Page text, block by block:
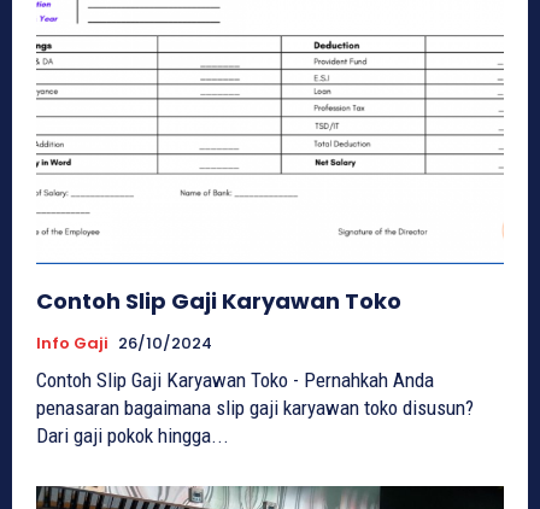
Contoh Slip Gaji Karyawan Toko
Info Gaji 26/10/2024
Contoh Slip Gaji Karyawan Toko - Pernahkah Anda
penasaran bagaimana slip gaji karyawan toko disusun?
Dari gaji pokok hingga...